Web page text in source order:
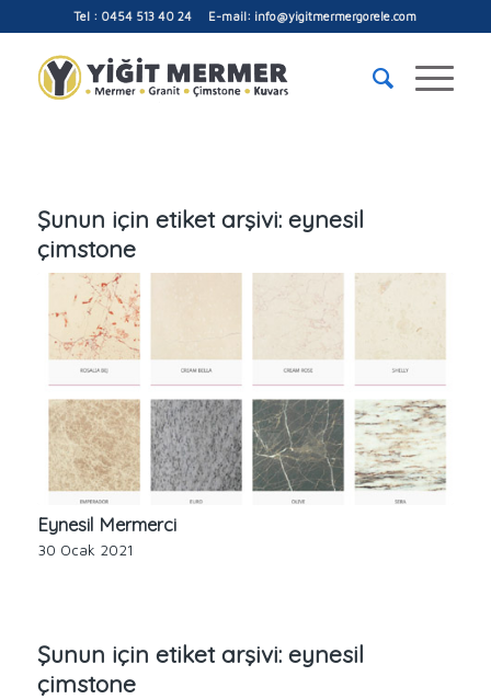
Tel : 0454 513 40 24 E-mail: info@yigitmermergorele.com
Şunun için etiket arşivi: eynesil
çimstone
Eynesil Mermerci
30 Ocak 2021
Şunun için etiket arşivi: eynesil
çimstone